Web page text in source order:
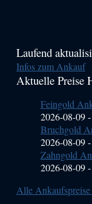
Haupt-
Sidebar
Laufend
Infos zum Ankauf
Aktuelle Preise
Feingold
2026-08-09
Bruchgold
2026-08-09
Zahngold
2026-08-09
Alle Ankaufspreise